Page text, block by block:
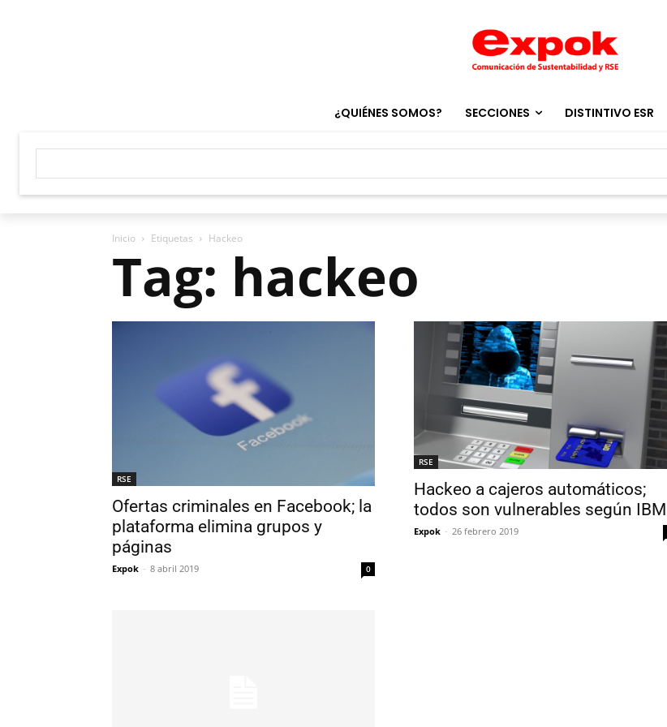
¿QUIÉNES SOMOS? SECCIONES DISTINTIVO ESR
Inicio Etiquetas Hackeo
Tag: hackeo
RSE
Ofertas criminales en Facebook; la
plataforma elimina grupos y
páginas
Expok - 8 abril 2019 0
RSE
Hackeo a cajeros automáticos;
todos son vulnerables según IBM
Expok - 26 febrero 2019